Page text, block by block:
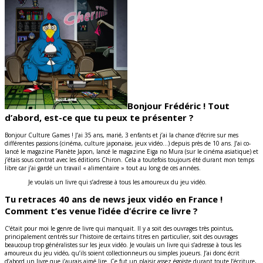
Bonjour Frédéric ! Tout
d’abord, est-ce que tu peux te présenter ?
Bonjour Culture Games ! J’ai 35 ans, marié, 3 enfants et j’ai la chance d’écrire sur mes
différentes passions (cinéma, culture japonaise, jeux vidéo…) depuis près de 10 ans. J’ai co-
lancé le magazine Planète Japon, lancé le magazine Eiga no Mura (sur le cinéma asiatique) et
j’étais sous contrat avec les éditions Chiron. Cela a toutefois toujours été durant mon temps
libre car j’ai gardé un travail « alimentaire » tout au long de ces années.
Je voulais un livre qui s’adresse à tous les amoureux du jeu vidéo.
Tu retraces 40 ans de news jeux vidéo en France !
Comment t’es venue l’idée d’écrire ce livre ?
C’était pour moi le genre de livre qui manquait. Il y a soit des ouvrages très pointus,
principalement centrés sur l’histoire de certains titres en particulier, soit des ouvrages
beaucoup trop généralistes sur les jeux vidéo. Je voulais un livre qui s’adresse à tous les
amoureux du jeu vidéo, qu’ils soient collectionneurs ou simples joueurs. J’ai donc écrit
d’abord un livre que j’aurais aimé lire. Ce fut un plaisir assez égoïste durant toute l’écriture,